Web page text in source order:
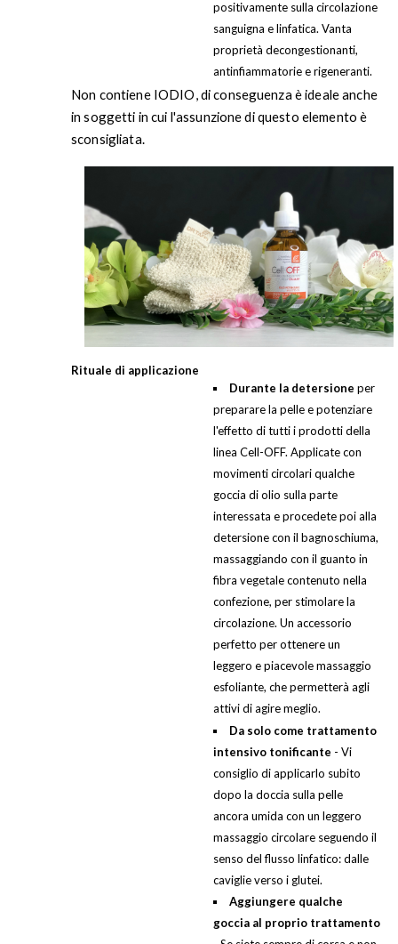
positivamente sulla circolazione
sanguigna e linfatica. Vanta
proprietà decongestionanti,
antinfiammatorie e rigeneranti.
Non contiene IODIO, di conseguenza è ideale anche
in soggetti in cui l'assunzione di questo elemento è
sconsigliata.
Rituale di applicazione
Durante la detersione per
preparare la pelle e potenziare
l'effetto di tutti i prodotti della
linea Cell-OFF. Applicate con
movimenti circolari qualche
goccia di olio sulla parte
interessata e procedete poi alla
detersione con il bagnoschiuma,
massaggiando con il guanto in
fibra vegetale contenuto nella
confezione, per stimolare la
circolazione. Un accessorio
perfetto per ottenere un
leggero e piacevole massaggio
esfoliante, che permetterà agli
attivi di agire meglio.
Da solo come trattamento
intensivo tonificante - Vi
consiglio di applicarlo subito
dopo la doccia sulla pelle
ancora umida con un leggero
massaggio circolare seguendo il
senso del flusso linfatico: dalle
caviglie verso i glutei.
Aggiungere qualche
goccia al proprio trattamento